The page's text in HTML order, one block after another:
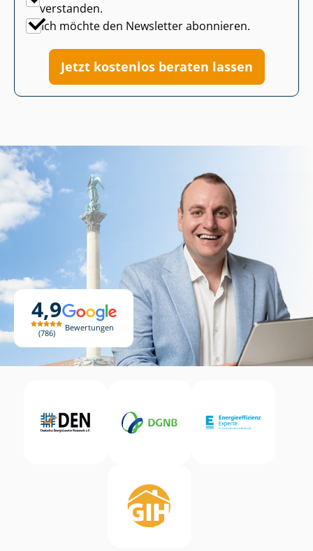
4,9
786
Bewertungen
verstanden.
Ich möchte den Newsletter abonnieren.
Jetzt kostenlos beraten lassen